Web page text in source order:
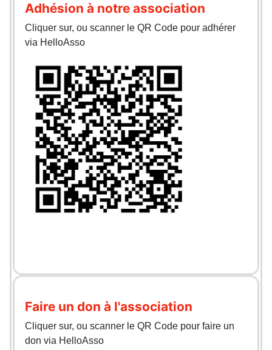
Adhésion à notre association
Cliquer sur, ou scanner le QR Code pour adhérer
via HelloAsso
Faire un don à l'association
Cliquer sur, ou scanner le QR Code pour faire un
don via HelloAsso